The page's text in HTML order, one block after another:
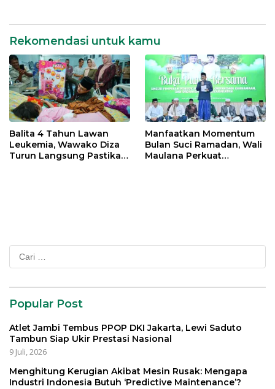
Rekomendasi untuk kamu
Balita 4 Tahun Lawan
Leukemia, Wawako Diza
Turun Langsung Pastikan
Manfaatkan Momentum
Bulan Suci Ramadan, Wali
Maulana Perkuat
Cari
untuk:
Popular Post
Atlet Jambi Tembus PPOP DKI Jakarta, Lewi Saduto
Tambun Siap Ukir Prestasi Nasional
9 Juli, 2026
Menghitung Kerugian Akibat Mesin Rusak: Mengapa
Industri Indonesia Butuh ‘Predictive Maintenance’?